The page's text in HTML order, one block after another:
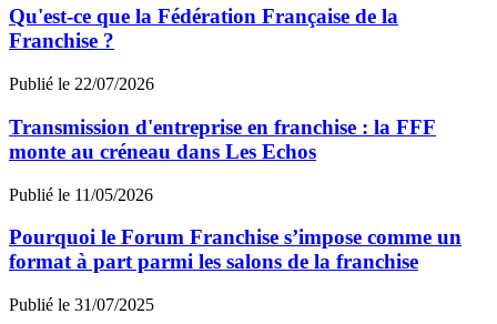
Qu'est-ce que la Fédération Française de la
Franchise ?
Publié le 22/07/2026
Transmission d'entreprise en franchise : la FFF
monte au créneau dans Les Echos
Publié le 11/05/2026
Pourquoi le Forum Franchise s’impose comme un
format à part parmi les salons de la franchise
Publié le 31/07/2025